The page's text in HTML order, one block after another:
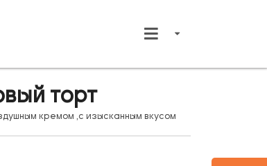
торт
кремом ,c изысканным вкусом